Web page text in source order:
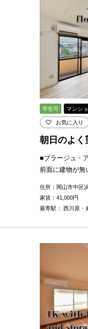
学生可 マンシ
お気に入り
朝日のよく
■プラージュ・
前面に建物が無
住所：岡山市中区
家賃： 41,000円
最寄駅： 西川原・